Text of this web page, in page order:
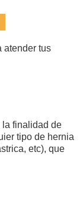
atender tus
la finalidad de
tipo de hernia
etc), que